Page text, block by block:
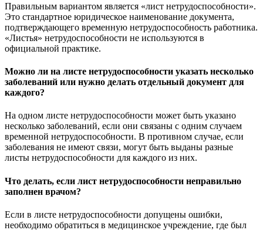
Правильным вариантом является «лист нетрудоспособности».
Это стандартное юридическое наименование документа,
подтверждающего временную нетрудоспособность работника.
«Листья» нетрудоспособности не используются в
официальной практике.
Можно ли на листе нетрудоспособности указать несколько
заболеваний или нужно делать отдельный документ для
каждого?
На одном листе нетрудоспособности может быть указано
несколько заболеваний, если они связаны с одним случаем
временной нетрудоспособности. В противном случае, если
заболевания не имеют связи, могут быть выданы разные
листы нетрудоспособности для каждого из них.
Что делать, если лист нетрудоспособности неправильно
заполнен врачом?
Если в листе нетрудоспособности допущены ошибки,
необходимо обратиться в медицинское учреждение, где был